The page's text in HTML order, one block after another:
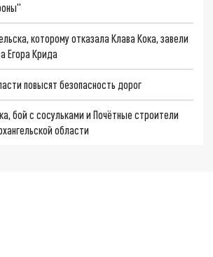
которому отказала Клава Кока, завели
Егора Крида
повысят безопасность дорог
бой с сосульками и Почётные строители
области